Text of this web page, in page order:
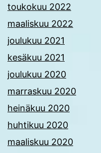
toukokuu 2022
maaliskuu 2022
joulukuu 2021
kesäkuu 2021
joulukuu 2020
marraskuu 2020
heinäkuu 2020
huhtikuu 2020
maaliskuu 2020